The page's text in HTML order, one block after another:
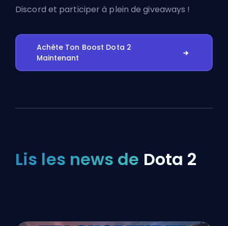
Discord et participer à plein de giveaways !
Achète Ton Boost Dota 2
Maintenant
Lis les news de Dota 2